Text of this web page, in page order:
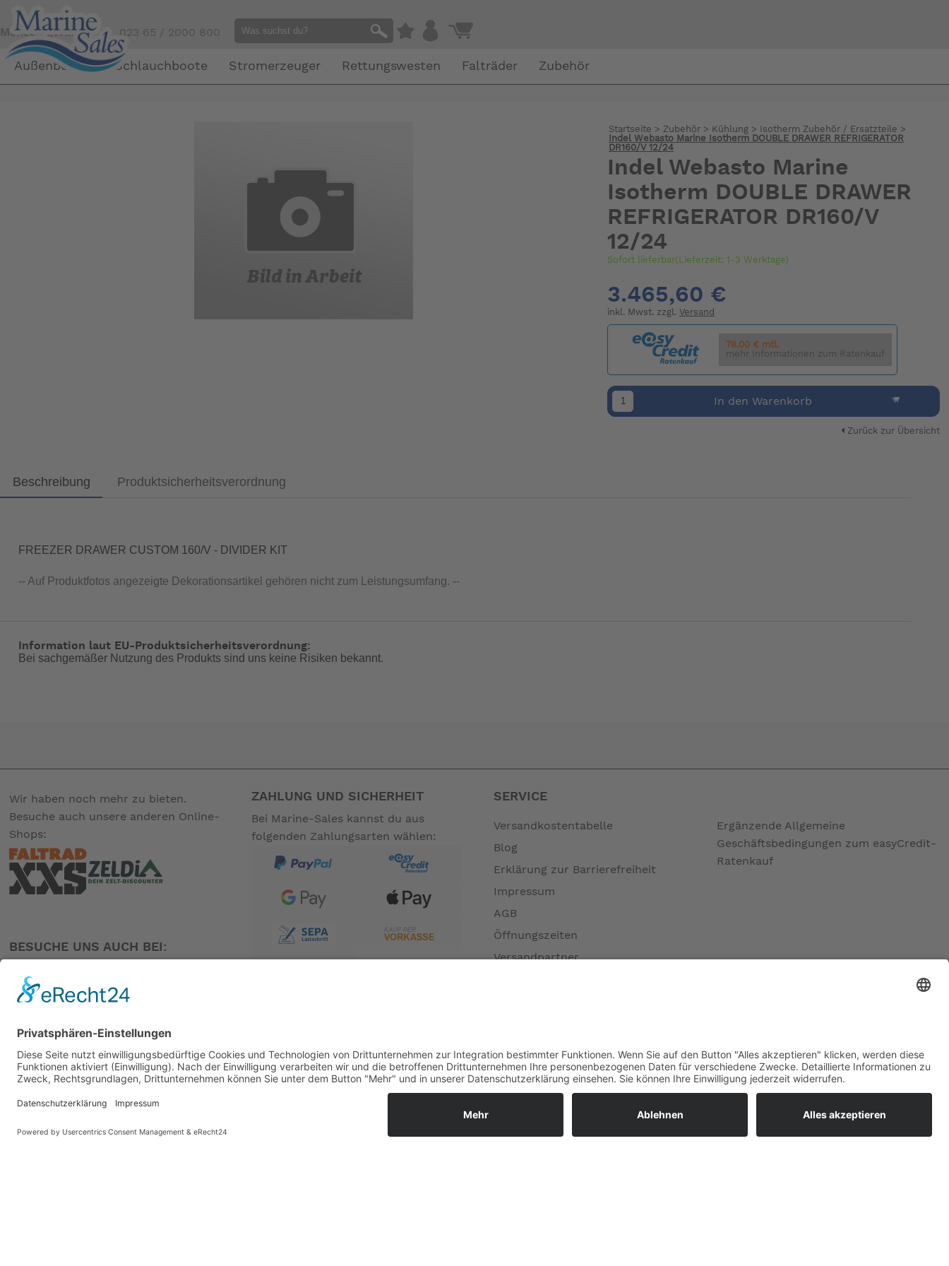
Mensch gefällig?Tel. 023 65 / 2000 800
Außenborder Schlauchboote Stromerzeuger Rettungswesten Falträder Zubehör
Startseite > Zubehör > Kühlung > Isotherm Zubehör / Ersatzteile >
Indel Webasto Marine Isotherm DOUBLE DRAWER REFRIGERATOR
DR160/V 12/24
Indel Webasto Marine
Isotherm DOUBLE DRAWER
REFRIGERATOR DR160/V
12/24
Sofort lieferbar(Lieferzeit: 1-3 Werktage)
3.465,60 €
inkl. Mwst. zzgl.Versand
78.00 € mtl.
mehr Informationen zum Ratenkauf
In den Warenkorb
Zurück zur Übersicht
Beschreibung Produktsicherheitsverordnung
FREEZER DRAWER CUSTOM 160/V - DIVIDER KIT
-- Auf Produktfotos angezeigte Dekorationsartikel gehören nicht zum Leistungsumfang. --
Information laut EU-Produktsicherheitsverordnung:
Bei sachgemäßer Nutzung des Produkts sind uns keine Risiken bekannt.
Wir haben noch mehr zu bieten.
Besuche auch unsere anderen Online-
Shops:
BESUCHE UNS AUCH BEI:
ZAHLUNG UND SICHERHEIT
Bei Marine-Sales kannst du aus
folgenden Zahlungsarten wählen:
SERVICE
Versandkostentabelle
Blog
Erklärung zur Barrierefreiheit
Impressum
AGB
Öffnungszeiten
Versandpartner
Widerrufsrecht MS
Widerrufsrecht bei Reparatur
Widerrufsrecht bei Dienstleistungen
Ergänzende Allgemeine
Geschäftsbedingungen zum easyCredit-
Ratenkauf